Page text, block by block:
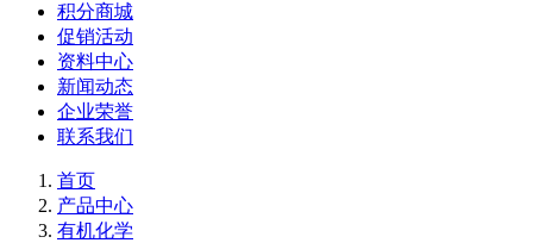
积分商城
促销活动
资料中心
新闻动态
企业荣誉
联系我们
首页
产品中心
有机化学